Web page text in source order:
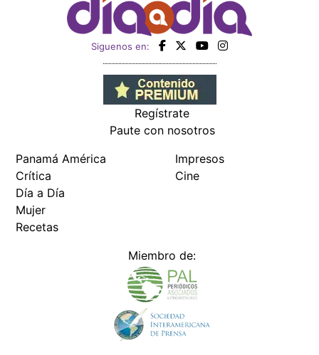
Siguenos en:
Regístrate
Paute con nosotros
Panamá América
Crítica
Día a Día
Mujer
Recetas
Impresos
Cine
Miembro de: